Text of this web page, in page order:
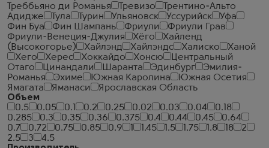
Треббьяно ди Романья
Тревизо
Трентино-Альто
Адидже
Тула Турин Ульяновск Уссурийск
Уфа
Фин Буа
Фин Шампань Фриули
Фриули Грав
Фриули-Венеция-Джулия
Хёго
Хайленд
(Высокогорье)
Хайлэнд Хайлэндс Халиско
Ханой
Хего
Херес Хоккайдо Хонсю
Центральный
Отаго
Цинандали Шаранта Эдинбург
Эмилия-
Романья
Эхиме Южная Каролина
Южная Осетия
Ямагата
Яманаси
Ярославская Область
Объем
0.5
0.05 0.1 0.2 0.25 0.02 0.03 0.04
0.18
0.285
0.3 0.35 0.36 0.375 0.4 0.44 0.45
0.64
0.7
0.72 0.75 0.85 0.9 1.45 1.5 1.75 1.8 18
2
2.5
3
4.5